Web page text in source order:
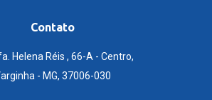
Contato
Helena Réis , 66-A - Centro,
- MG, 37006-030